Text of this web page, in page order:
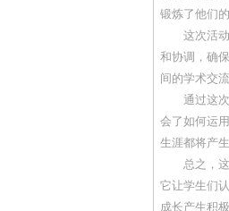
锻炼了他们
这次活
和协调，确
间的学术交
通过这
会了如何运
生涯都将产
总之，
它让学生们
成长产生积